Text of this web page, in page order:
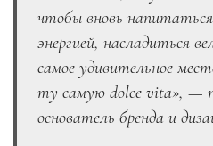
чтобы вновь
энергией, насладиться
самое удивительное
ту самую dolce vita», —
основатель бренда и